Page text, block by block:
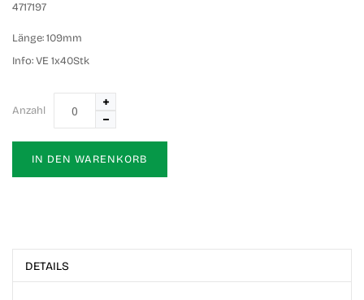
4717197
Länge:109mm
Info:VE 1x40Stk
Anzahl
IN DEN WARENKORB
DETAILS